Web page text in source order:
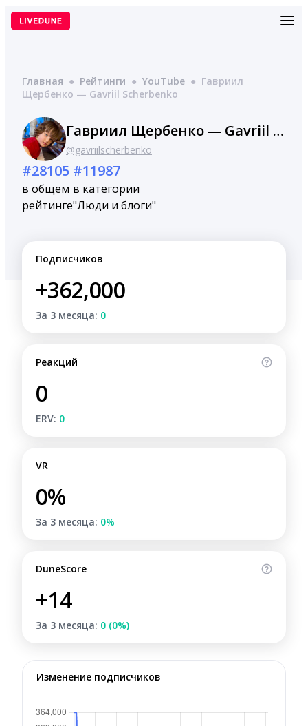
Перейти
Главная ● Рейтинги ● YouTube ● Гавриил
Щербенко — Gavriil Scherbenko
Гавриил Щербенко — Gavriil Scherbenko
@gavriilscherbenko
#28105
в общем
рейтинге
#11987
в категории
"Люди и блоги"
Подписчиков
+362,000
За 3 месяца: 0
Реакций
0
ERV: 0
VR
0%
За 3 месяца: 0%
DuneScore
+14
За 3 месяца: 0 (0%)
Изменение подписчиков